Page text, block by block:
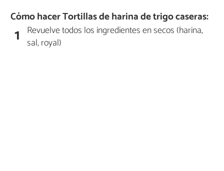
Cómo hacer Tortillas de harina de trigo caseras:
1 Revuelve todos los ingredientes en secos (harina,
sal, royal)